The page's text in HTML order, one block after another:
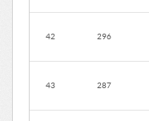
42 296
43 287